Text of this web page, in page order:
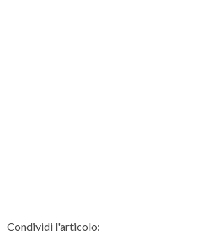
Condividi l'articolo: